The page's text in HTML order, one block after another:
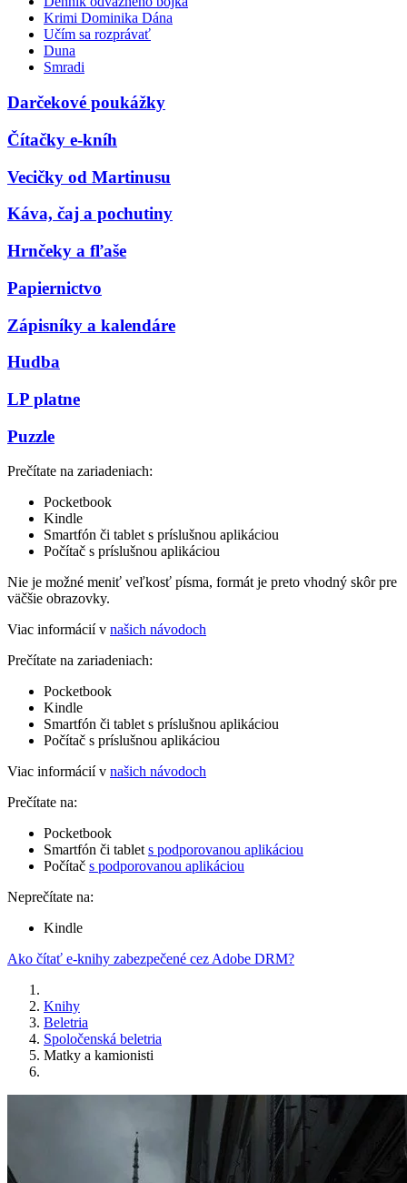
Krimi Dominika Dána
Učím sa rozprávať
Duna
Smradi
Darčekové poukážky
Čítačky e-kníh
Vecičky od Martinusu
Káva, čaj a pochutiny
Hrnčeky a fľaše
Papiernictvo
Zápisníky a kalendáre
Hudba
LP platne
Puzzle
Prečítate na zariadeniach:
Pocketbook
Kindle
Smartfón či tablet s príslušnou aplikáciou
Počítač s príslušnou aplikáciou
Nie je možné meniť veľkosť písma, formát je preto vhodný skôr pre
väčšie obrazovky.
Viac informácií v našich návodoch
Prečítate na zariadeniach:
Pocketbook
Kindle
Smartfón či tablet s príslušnou aplikáciou
Počítač s príslušnou aplikáciou
Viac informácií v našich návodoch
Prečítate na:
Pocketbook
Smartfón či tablet s podporovanou aplikáciou
Počítač s podporovanou aplikáciou
Neprečítate na:
Kindle
Ako čítať e-knihy zabezpečené cez Adobe DRM?
Knihy
Beletria
Spoločenská beletria
Matky a kamionisti